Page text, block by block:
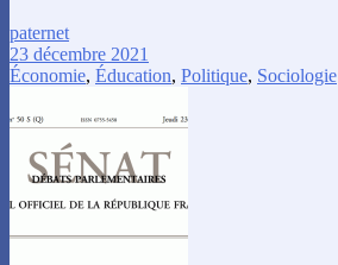
paternet
23 décembre 2021
Économie, Éducation, Politique, Sociologie